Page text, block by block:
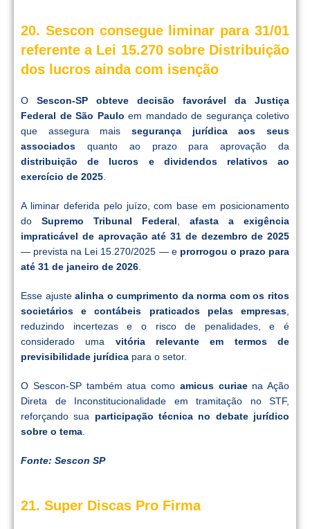
20. Sescon consegue liminar para 31/01
referente a Lei 15.270 sobre Distribuição
dos lucros ainda com isenção
O Sescon-SP obteve decisão favorável da Justiça
Federal de São Paulo em mandado de segurança coletivo
que assegura mais segurança jurídica aos seus
associados quanto ao prazo para aprovação da
distribuição de lucros e dividendos relativos ao
exercício de 2025
A liminar deferida pelo juízo, com base em posicionamento
do Supremo Tribunal Federal
afasta a exigência
impraticável de aprovação até 31 de dezembro de 2025
— prevista na Lei 15.270/2025 — e prorrogou o prazo para
até 31 de janeiro de 2026
Esse ajustealinha o cumprimento da norma com os ritos
societários e contábeis praticados pelas empresas
reduzindo incertezas e o risco de penalidades, e é
considerado uma vitória relevante em termos de
previsibilidade jurídica para o setor.
O Sescon-SP também atua como amicus curiaena Ação
Direta de Inconstitucionalidade em tramitação no STF,
reforçando sua participação técnica no debate jurídico
sobre o tema
Fonte: Sescon SP
21. Super Discas Pro Firma